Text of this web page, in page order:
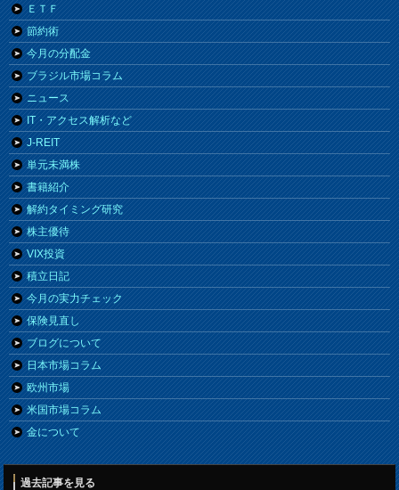
ＥＴＦ
節約術
今月の分配金
ブラジル市場コラム
ニュース
IT・アクセス解析など
J-REIT
単元未満株
書籍紹介
解約タイミング研究
株主優待
VIX投資
積立日記
今月の実力チェック
保険見直し
ブログについて
日本市場コラム
欧州市場
米国市場コラム
金について
過去記事を見る